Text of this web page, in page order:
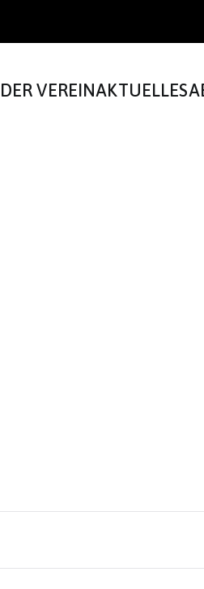
DER VEREINAKTUELLES